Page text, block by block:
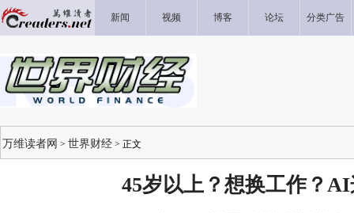
新闻 视频 博客 论坛 分类广告
万维读者网 > 世界财经 > 正文
45岁以上？想换工作？